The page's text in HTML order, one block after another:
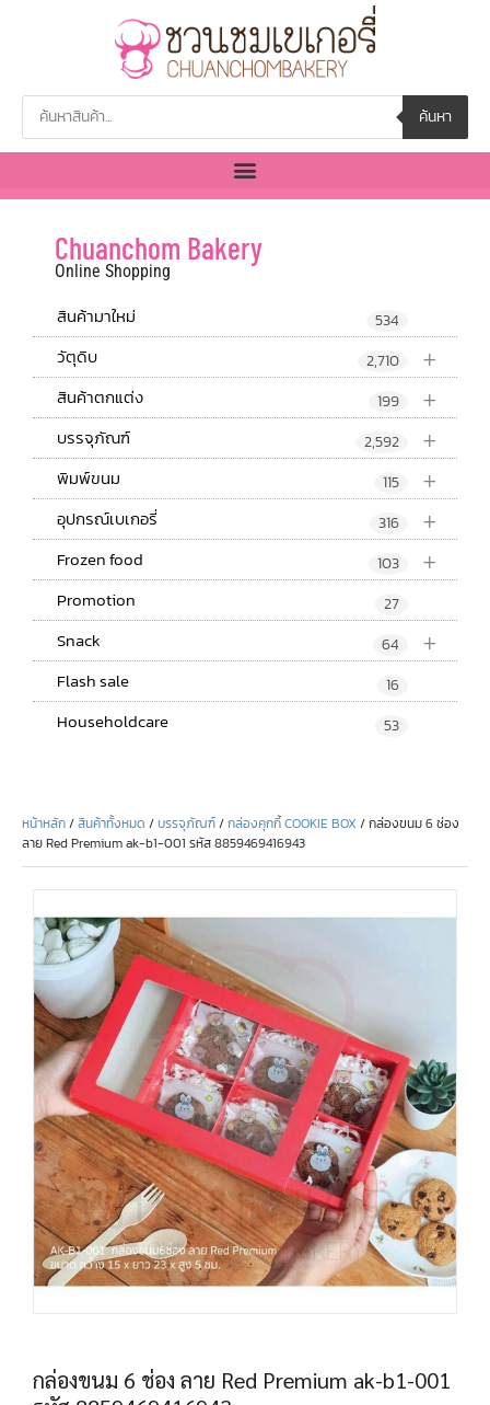
ค้นหา
Chuanchom Bakery
Online Shopping
สินค้ามาใหม่ 534
+
วัตุดิบ 2,710
+
สินค้าตกแต่ง 199
+
บรรจุภัณฑ์ 2,592
+
พิมพ์ขนม 115
+
อุปกรณ์เบเกอรี่ 316
+
Frozen food 103
Promotion 27
+
Snack 64
Flash sale 16
Householdcare 53
หน้าหลัก/สินค้าทั้งหมด /บรรจุภัณฑ์/กล่องคุกกี้ COOKIE BOX / กล่องขนม 6 ช่อง
ลาย Red Premium ak-b1-001 รหัส 8859469416943
กล่องขนม 6 ช่อง ลาย Red Premium ak-b1-001